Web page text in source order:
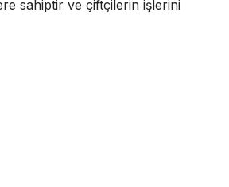
sahiptir ve çiftçilerin işlerini